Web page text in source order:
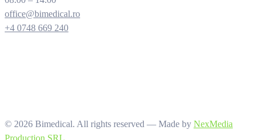
office@bimedical.ro
+4 0748 669 240
© 2026 Bimedical. All rights reserved — Made by NexMedia
Production SRL